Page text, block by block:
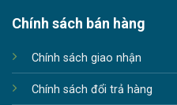
Chính sách bán hàng
Chính sách giao nhận
Chính sách đổi trả hàng